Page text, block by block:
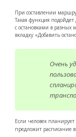
При составлении
Такая функция
с остановками в разных
вкладку «Добавить
Очень
Если человек
предложит расписание